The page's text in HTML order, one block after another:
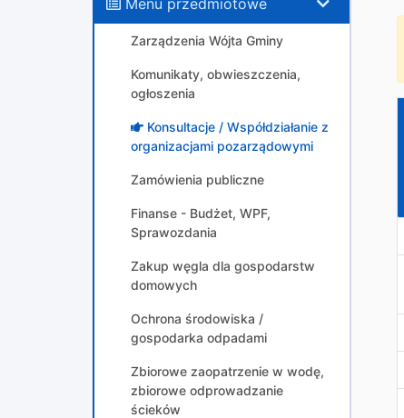
Menu przedmiotowe
Zarządzenia Wójta Gminy
Komunikaty, obwieszczenia,
ogłoszenia
Konsultacje / Współdziałanie z
organizacjami pozarządowymi
Zamówienia publiczne
Finanse - Budżet, WPF,
Sprawozdania
Zakup węgla dla gospodarstw
domowych
Ochrona środowiska /
gospodarka odpadami
Zbiorowe zaopatrzenie w wodę,
zbiorowe odprowadzanie
ścieków